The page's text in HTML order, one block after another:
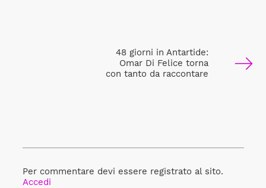
48 giorni in Antartide:
Omar Di Felice torna
con tanto da raccontare
Per commentare devi essere registrato al sito.
Accedi